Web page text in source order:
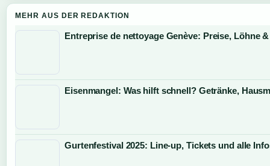
MEHR AUS DER REDAKTION
Entreprise de nettoyage Genève: Preise, Löhne
Eisenmangel: Was hilft schnell? Getränke,
Gurtenfestival 2025: Line-up, Tickets und alle